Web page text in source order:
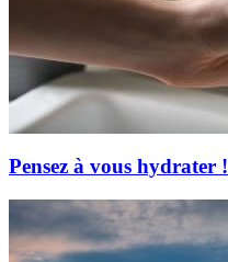
Pensez à vous hydrater !